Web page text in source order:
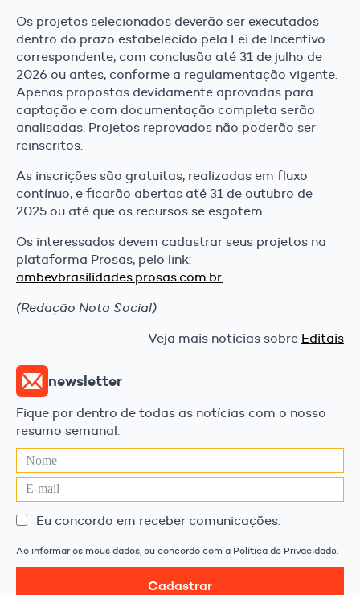
Os projetos selecionados deverão ser executados
dentro do prazo estabelecido pela Lei de Incentivo
correspondente, com conclusão até 31 de julho de
2026 ou antes, conforme a regulamentação vigente.
Apenas propostas devidamente aprovadas para
captação e com documentação completa serão
analisadas. Projetos reprovados não poderão ser
reinscritos.
As inscrições são gratuitas, realizadas em fluxo
contínuo, e ficarão abertas até 31 de outubro de
2025 ou até que os recursos se esgotem.
Os interessados devem cadastrar seus projetos na
plataforma Prosas, pelo link:
ambevbrasilidades.prosas.com.br.
(Redação Nota Social)
Veja mais notícias sobre Editais
newsletter
Fique por dentro de todas as notícias com o nosso
resumo semanal.
Eu concordo em receber comunicações.
Ao informar os meus dados, eu concordo com a Política de Privacidade.
Cadastrar